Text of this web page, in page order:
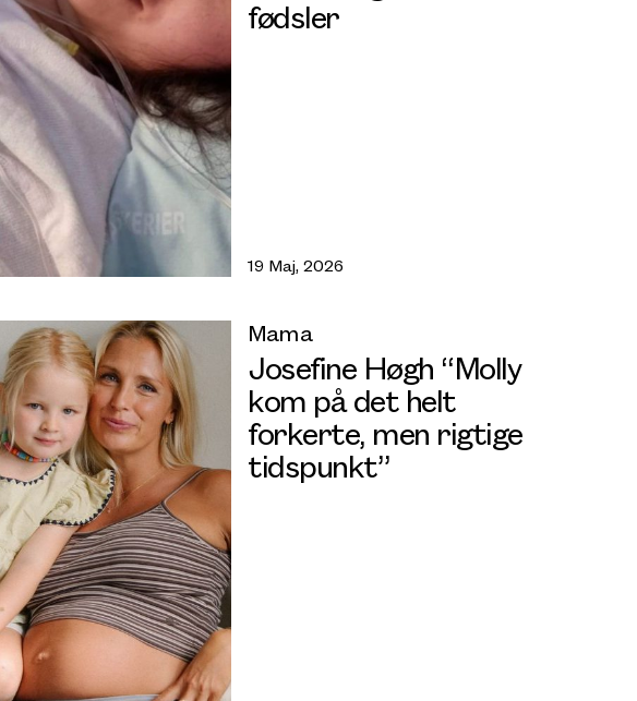
fødsler
19 Maj, 2026
Mama
Josefine Høgh “Molly
kom på det helt
forkerte, men rigtige
tidspunkt”